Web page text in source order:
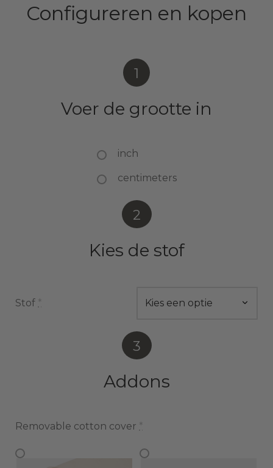
Configureren en kopen
1
Voer de grootte in
inch
centimeters
2
Kies de stof
Stof *
3
Addons
Removable cotton cover *